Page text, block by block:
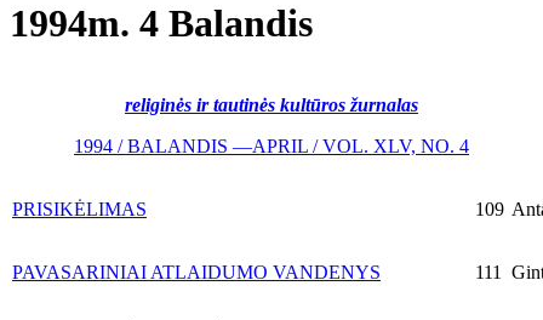
1994m. 4 Balandis
religinės ir tautinės kultūros žurnalas
1994 / BALANDIS —APRIL / VOL. XLV, NO. 4
PRISIKĖLIMAS 109
PAVASARINIAI ATLAIDUMO VANDENYS 111